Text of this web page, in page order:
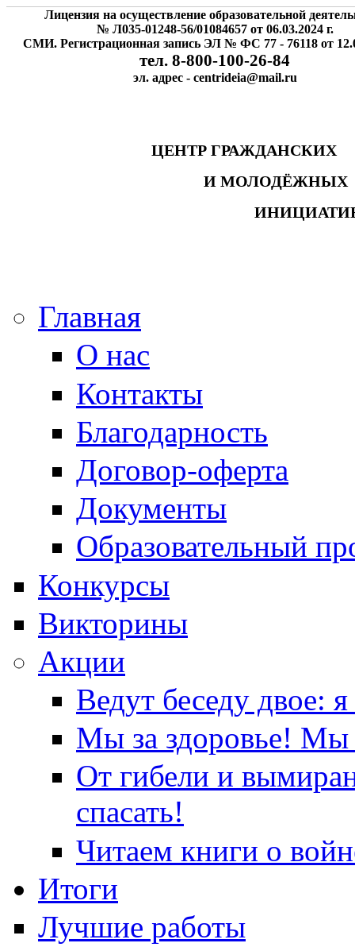
Лицензия на осуществление образовательной
№ Л035-01248-56/01084657 от 06.03.2024 г.
СМИ. Регистрационная запись ЭЛ № ФС 77 - 76118 от
тел. 8-800-100-26-84
эл. адрес - centrideia@mail.ru
ЦЕНТР
И
Главная
О нас
Контакты
Благодарность
Договор-оферта
Документы
Образовательный
Конкурсы
Викторины
Акции
Ведут беседу двое:
Мы за здоровье! Мы
От гибели и
спасать!
Читаем книги о
Итоги
Лучшие работы